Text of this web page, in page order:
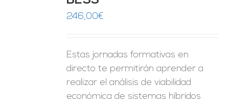
246,00€
Estas jornadas formativas en
directo te permitirán aprender a
realizar el análisis de viabilidad
económica de sistemas híbridos